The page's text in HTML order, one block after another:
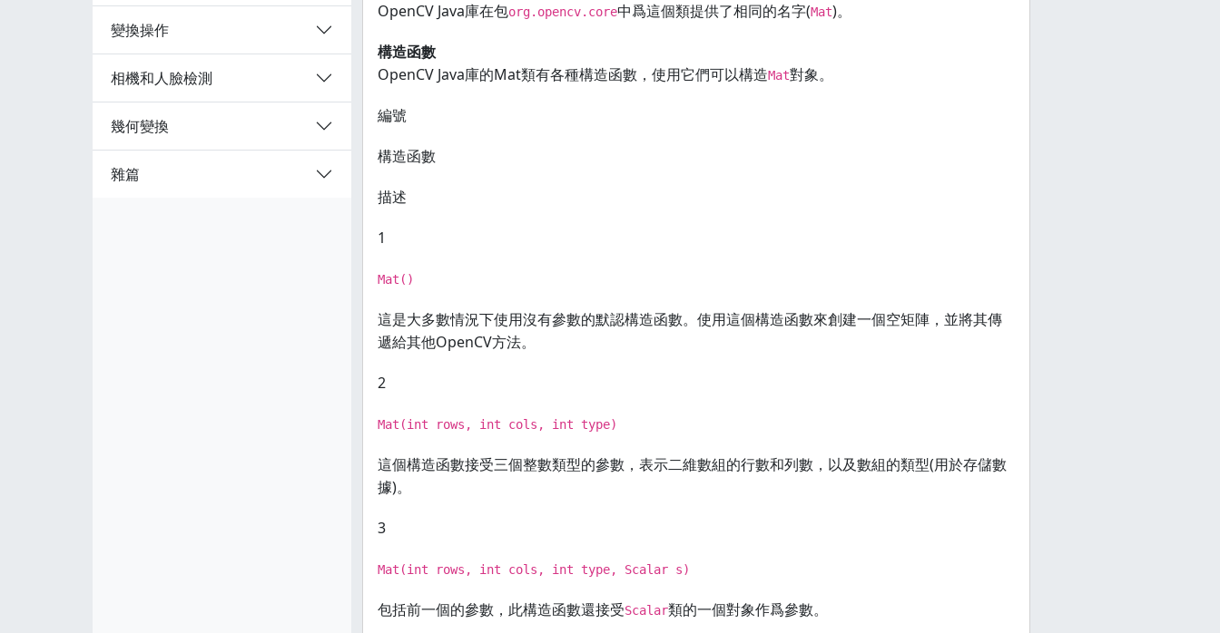
變換操作
相機和人臉檢測
幾何變換
雜篇
OpenCV Java庫在包org.opencv.core中爲這個類提供了相同的名字(Mat)。
構造函數
OpenCV Java庫的Mat類有各種構造函數，使用它們可以構造Mat對象。
編號
構造函數
描述
1
Mat()
這是大多數情況下使用沒有參數的默認構造函數。使用這個構造函數來創建一個空矩陣，並將其傳
遞給其他OpenCV方法。
2
Mat(int rows, int cols, int type)
這個構造函數接受三個整數類型的參數，表示二維數組的行數和列數，以及數組的類型(用於存儲數
據)。
3
Mat(int rows, int cols, int type, Scalar s)
包括前一個的參數，此構造函數還接受Scalar類的一個對象作爲參數。